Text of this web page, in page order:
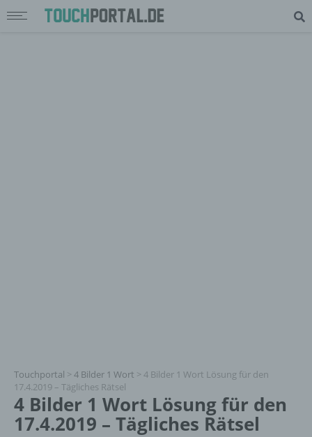
Touchportal > 4 Bilder 1 Wort > 4 Bilder 1 Wort Lösung für den
17.4.2019 – Tägliches Rätsel
4 Bilder 1 Wort Lösung für den
17.4.2019 – Tägliches Rätsel